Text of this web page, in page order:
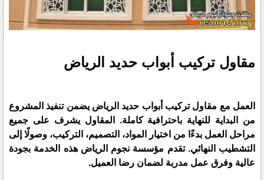
مقاول تركيب أبواب حديد الرياض
العمل مع مقاول تركيب أبواب حديد الرياض يضمن تنفيذ المشروع
من البداية للنهاية باحترافية كاملة. المقاول يشرف على جميع
مراحل العمل بدءًا من اختيار المواد، التصميم، التركيب، وصولًا إلى
التشطيب النهائي. تقدم مؤسسة نجوم الرياض هذه الخدمة بجودة
عالية وفرق عمل مدربة لضمان رضا العميل.